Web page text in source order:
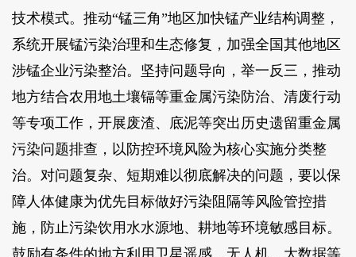
技术模式。推动“锰三角”地区加快锰产业结构调整，
系统开展锰污染治理和生态修复，加强全国其他地区
涉锰企业污染整治。坚持问题导向，举一反三，推动
地方结合农用地土壤镉等重金属污染防治、清废行动
等专项工作，开展废渣、底泥等突出历史遗留重金属
污染问题排查，以防控环境风险为核心实施分类整
治。对问题复杂、短期难以彻底解决的问题，要以保
障人体健康为优先目标做好污染阻隔等风险管控措
施，防止污染饮用水水源地、耕地等环境敏感目标。